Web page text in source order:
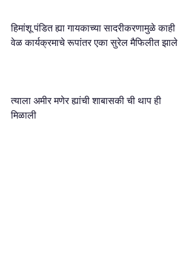
हिमांशू पंडित ह्या गायकाच्या सादरीकरणामुळे काही
वेळ कार्यक्रमाचे रूपांतर एका सुरेल मैफिलीत झाले
त्याला अमीर मणेर ह्यांची शाबासकी ची थाप ही
मिळाली